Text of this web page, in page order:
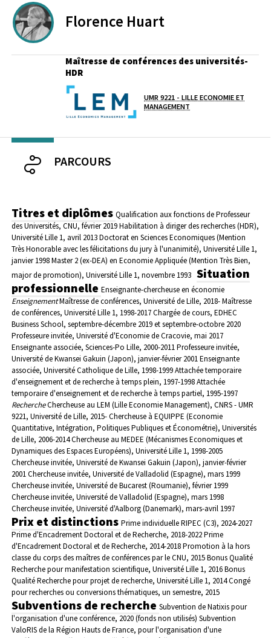
Florence Huart
Maîtresse de conférences des universités-
HDR
Laboratoire / équipe
UMR 9221 - LILLE ECONOMIE ET
MANAGEMENT
PARCOURS
Titres et diplômes Qualification aux fonctions de Professeur
des Universités, CNU, février 2019Habilitation à diriger des recherches (HDR),
Université Lille 1, avril 2013Doctorat en Sciences Economiques (Mention
Très Honorable avec les félicitations du jury à l'unanimité), Université Lille 1,
janvier 1998Master 2 (ex-DEA) en Economie Appliquée (Mention Très Bien,
major de promotion), Université Lille 1, novembre 1993 Situation
professionnelle Enseignante-chercheuse en économie
EnseignementMaîtresse de conférences, Université de Lille, 2018-Maîtresse
de conférences, Université Lille 1, 1998-2017Chargée de cours, EDHEC
Business School, septembre-décembre 2019 et septembre-octobre 2020
Professeure invitée, Université d'Economie de Cracovie, mai 2017
Enseignante associée, Sciences-Po Lille, 2000-2011Professeure invitée,
Université de Kwansei Gakuin (Japon), janvier-février 2001Enseignante
associée, Université Catholique de Lille, 1998-1999Attachée temporaire
d'enseignement et de recherche à temps plein, 1997-1998Attachée
temporaire d'enseignement et de recherche à temps partiel, 1995-1997
RechercheChercheuse au LEM (Lille Economie Management), CNRS - UMR
9221, Université de Lille, 2015-Chercheuse à EQUIPPE (Economie
Quantitative, Intégration, Politiques Publiques et Économétrie), Universités
de Lille, 2006-2014Chercheuse au MEDEE (Mécanismes Economiques et
Dynamiques des Espaces Européens), Université Lille 1, 1998-2005
Chercheuse invitée, Université de Kwansei Gakuin (Japon), janvier-février
2001Chercheuse invitée, Université de Valladolid (Espagne), mars 1999
Chercheuse invitée, Université de Bucarest (Roumanie), février 1999
Chercheuse invitée, Université de Valladolid (Espagne), mars 1998
Chercheuse invitée, Université d'Aalborg (Danemark), mars-avril 1997
Prix et distinctions Prime individuelle RIPEC (C3), 2024-2027
Prime d'Encadrement Doctoral et de Recherche, 2018-2022Prime
d'Encadrement Doctoral et de Recherche, 2014-2018Promotion à la hors
classe du corps des maîtres de conférences par le CNU, 2015Bonus Qualité
Recherche pour manifestation scientifique, Université Lille 1, 2016Bonus
Qualité Recherche pour projet de recherche, Université Lille 1, 2014Congé
pour recherches ou conversions thématiques, un semestre, 2015
Subventions de recherche Subvention de Natixis pour
l'organisation d'une conférence, 2020 (fonds non utilisés) Subvention
ValoRIS de la Région Hauts de France, pour l'organisation d'une